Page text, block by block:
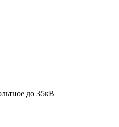
до 35кВ